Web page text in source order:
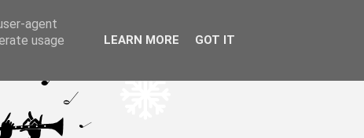
agent
usage
LEARN MORE GOT IT